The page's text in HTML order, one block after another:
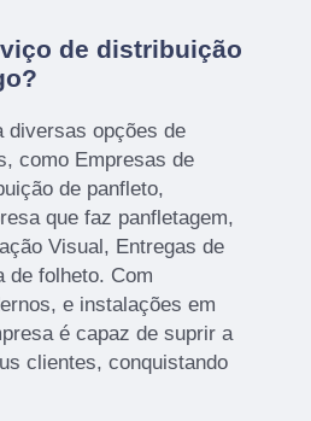
de distribuição
diversas opções de
como Empresas de
de panfleto,
que faz panfletagem,
Visual, Entregas de
de folheto. Com
e instalações em
é capaz de suprir a
clientes, conquistando